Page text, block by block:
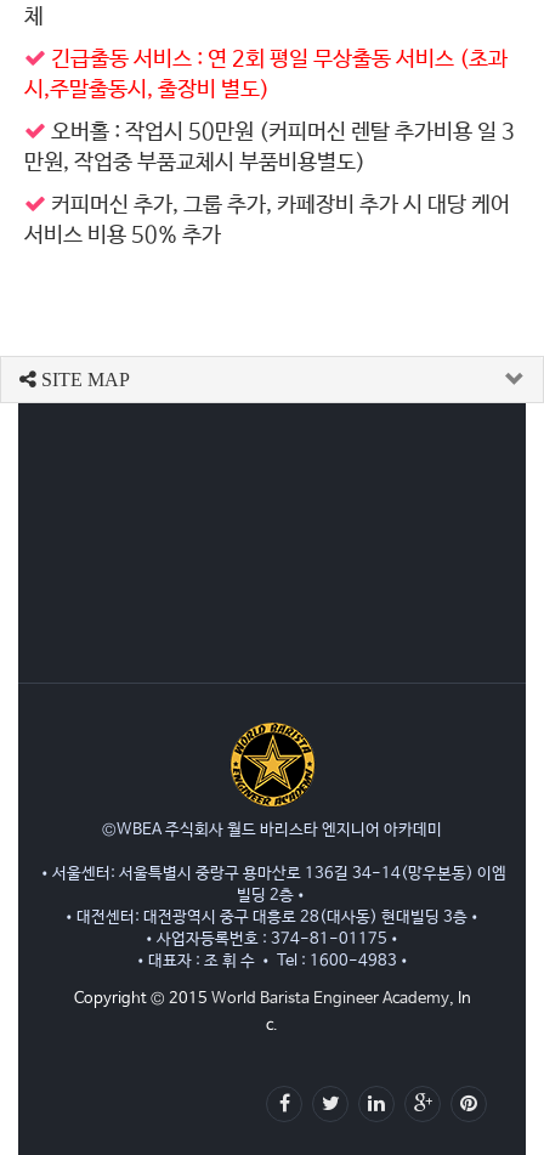
체
긴급출동 서비스 : 연 2회 평일 무상출동 서비스 (초과
시,주말출동시, 출장비 별도)
오버홀 : 작업시 50만원 (커피머신 렌탈 추가비용 일 3
만원, 작업중 부품교체시 부품비용별도)
커피머신 추가, 그룹 추가, 카페장비 추가 시 대당 케어
서비스 비용 50% 추가
SITE MAP
©WBEA 주식회사 월드 바리스타 엔지니어 아카데미
•서울센터: 서울특별시 중랑구 용마산로 136길 34-14(망우본동) 이엠
빌딩 2층•
•대전센터: 대전광역시 중구 대흥로 28(대사동) 현대빌딩 3층•
•사업자등록번호 : 374-81-01175•
•대표자 : 조 휘 수 • Tel : 1600-4983•
Copyright © 2015 World Barista Engineer Academy, In
c.